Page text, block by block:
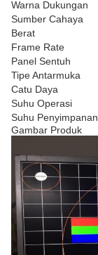
Warna Dukungan
Sumber Cahaya
Berat
Frame Rate
Panel Sentuh
Tipe Antarmuka
Catu Daya
Suhu Operasi
Suhu Penyimpanan
Gambar Produk